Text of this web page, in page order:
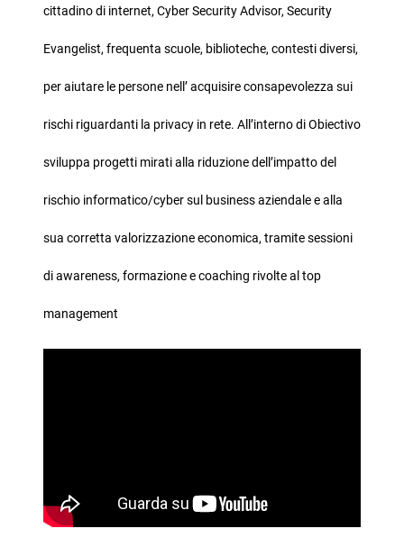
cittadino di internet, Cyber Security Advisor, Security
Evangelist, frequenta scuole, biblioteche, contesti diversi,
per aiutare le persone nell’ acquisire consapevolezza sui
rischi riguardanti la privacy in rete. All’interno di Obiectivo
sviluppa progetti mirati alla riduzione dell’impatto del
rischio informatico/cyber sul business aziendale e alla
sua corretta valorizzazione economica, tramite sessioni
di awareness, formazione e coaching rivolte al top
management